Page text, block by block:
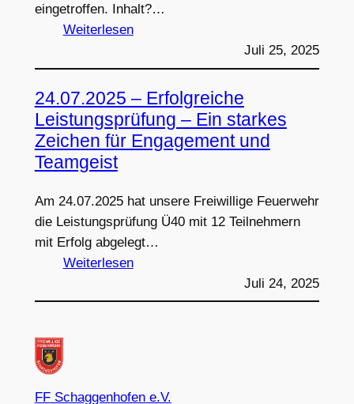
eingetroffen. Inhalt?…
Weiterlesen:
–
Neue
persönliche
Schutzausrüstung
Juli 25, 2025
24.07.2025 – Erfolgreiche
Leistungsprüfung – Ein starkes
Zeichen für Engagement und
Teamgeist
Am 24.07.2025 hat unsere Freiwillige Feuerwehr
die Leistungsprüfung Ü40 mit 12 Teilnehmern
mit Erfolg abgelegt…
Weiterlesen:
–
Juli 24, 2025
FF Schaggenhofen e.V.